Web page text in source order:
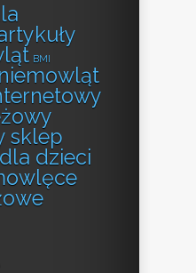
BMI
sklep
dzieci